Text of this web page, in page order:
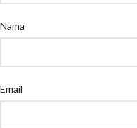
Nama
Email